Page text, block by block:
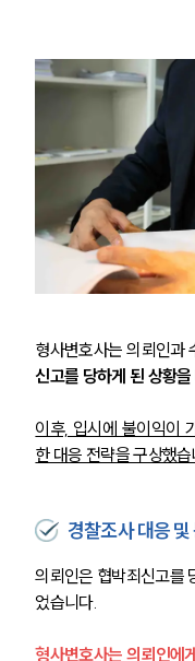
형사변호사는 의뢰인과
신고를 당하게 된 상황
이후, 입시에 불이익이
한 대응 전략을 구상했습
경찰조사 대응 및
의뢰인은 협박죄신고를
었습니다.
형사변호사는 의뢰인에